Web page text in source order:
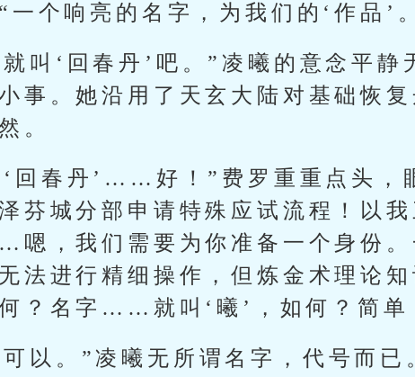
一个响亮的名字，为我们的‘作品’
就叫‘回春丹’吧。”凌曦的意念平
事。她沿用了天玄大陆对基础恢
。
回春丹’……好！”费罗重重点头，
芬城分部申请特殊应试流程！以
，我们需要为你准备一个身份。
法进行精细操作，但炼金术理论
？名字……就叫‘曦’，如何？简单
以。”凌曦无所谓名字，代号而已